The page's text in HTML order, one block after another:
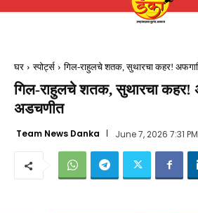
घर स्पोर्ट्स गिल-राहुलचे शतक, सुथारचा कहर!
गिल-राहुलचे शतक, सुथारचा कहर!
अडचणीत
Team News Danka June 7, 2026 7:31 PM